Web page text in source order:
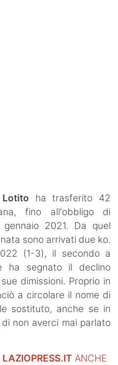
Lotito ha trasferito 42
fino all'obbligo di
2021. Da quel
sono arrivati due ko.
(1-3), il secondo a
ha segnato il declino
dimissioni. Proprio in
a circolare il nome di
sostituto, anche se in
non averci mai parlato
LAZIOPRESS.IT ANCHE